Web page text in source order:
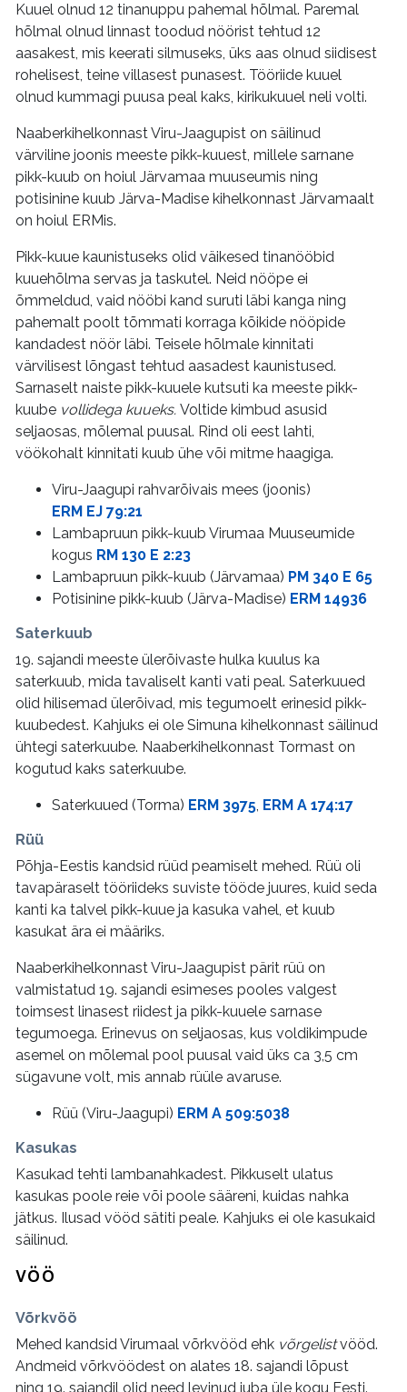
Kuuel olnud 12 tinanuppu pahemal hõlmal. Paremal
hõlmal olnud linnast toodud nöörist tehtud 12
aasakest, mis keerati silmuseks, üks aas olnud siidisest
rohelisest, teine villasest punasest. Tööriide kuuel
olnud kummagi puusa peal kaks, kirikukuuel neli volti.
Naaberkihelkonnast Viru-Jaagupist on säilinud
värviline joonis meeste pikk-kuuest, millele sarnane
pikk-kuub on hoiul Järvamaa muuseumis ning
potisinine kuub Järva-Madise kihelkonnast Järvamaalt
on hoiul ERMis.
Pikk-kuue kaunistuseks olid väikesed tinanööbid
kuuehõlma servas ja taskutel. Neid nööpe ei
õmmeldud, vaid nööbi kand suruti läbi kanga ning
pahemalt poolt tõmmati korraga kõikide nööpide
kandadest nöör läbi. Teisele hõlmale kinnitati
värvilisest lõngast tehtud aasadest kaunistused.
Sarnaselt naiste pikk-kuuele kutsuti ka meeste pikk-
kuube vollidega kuueks. Voltide kimbud asusid
seljaosas, mõlemal puusal. Rind oli eest lahti,
vöökohalt kinnitati kuub ühe või mitme haagiga.
Viru-Jaagupi rahvarõivais mees (joonis)
ERM EJ 79:21
Lambapruun pikk-kuub Virumaa Muuseumide
kogus RM 130 E 2:23
Lambapruun pikk-kuub (Järvamaa) PM 340 E 65
Potisinine pikk-kuub (Järva-Madise) ERM 14936
Saterkuub
19. sajandi meeste ülerõivaste hulka kuulus ka
saterkuub, mida tavaliselt kanti vati peal. Saterkuued
olid hilisemad ülerõivad, mis tegumoelt erinesid pikk-
kuubedest. Kahjuks ei ole Simuna kihelkonnast säilinud
ühtegi saterkuube. Naaberkihelkonnast Tormast on
kogutud kaks saterkuube.
Saterkuued (Torma) ERM 3975, ERM A 174:17
Rüü
Põhja-Eestis kandsid rüüd peamiselt mehed. Rüü oli
tavapäraselt tööriideks suviste tööde juures, kuid seda
kanti ka talvel pikk-kuue ja kasuka vahel, et kuub
kasukat ära ei määriks.
Naaberkihelkonnast Viru-Jaagupist pärit rüü on
valmistatud 19. sajandi esimeses pooles valgest
toimsest linasest riidest ja pikk-kuuele sarnase
tegumoega. Erinevus on seljaosas, kus voldikimpude
asemel on mõlemal pool puusal vaid üks ca 3,5 cm
sügavune volt, mis annab rüüle avaruse.
Rüü (Viru-Jaagupi) ERM A 509:5038
Kasukas
Kasukad tehti lambanahkadest. Pikkuselt ulatus
kasukas poole reie või poole sääreni, kuidas nahka
jätkus. Ilusad vööd sätiti peale. Kahjuks ei ole kasukaid
säilinud.
VÖÖ
Võrkvöö
Mehed kandsid Virumaal võrkvööd ehk võrgelistvööd.
Andmeid võrkvöödest on alates 18. sajandi lõpust
ning 19. sajandil olid need levinud juba üle kogu Eesti.